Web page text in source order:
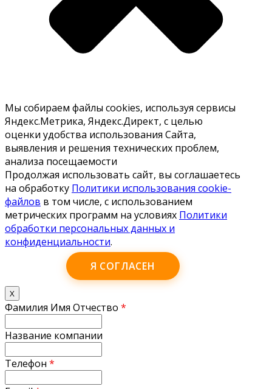
Мы собираем файлы cookies, используя сервисы
Яндекс.Метрика, Яндекс.Директ, с целью
оценки удобства использования Сайта,
выявления и решения технических проблем,
анализа посещаемости
Продолжая использовать сайт, вы соглашаетесь
на обработку Политики использования cookie-
файлов в том числе, с использованием
метрических программ на условиях Политики
обработки персональных данных и
конфиденциальности.
Я СОГЛАСЕН
X
Фамилия Имя Отчество *
Название компании
Телефон *